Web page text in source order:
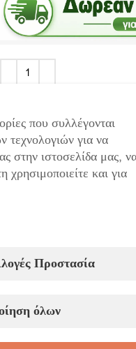
ΑΦΗΣΤΕ
Add
People
που συλλέγονται
για να
στην ιστοσελίδα μας,
και για
Προστασία
όλων